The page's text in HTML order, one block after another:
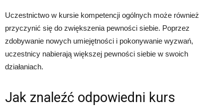
Uczestnictwo w kursie kompetencji ogólnych może również
przyczynić się do zwiększenia pewności siebie. Poprzez
zdobywanie nowych umiejętności i pokonywanie wyzwań,
uczestnicy nabierają większej pewności siebie w swoich
działaniach.
Jak znaleźć odpowiedni kurs